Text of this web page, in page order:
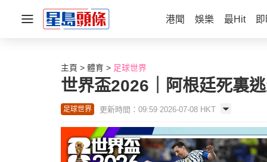
港聞 娛樂 最Hit
主頁 體育 足球世界
世界盃2026｜阿根廷死裏
足球世界 更新時間：09:59 2026-07-08 HKT